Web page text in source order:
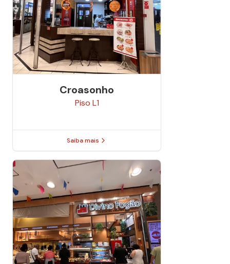
Croasonho
Piso L1
Saiba mais